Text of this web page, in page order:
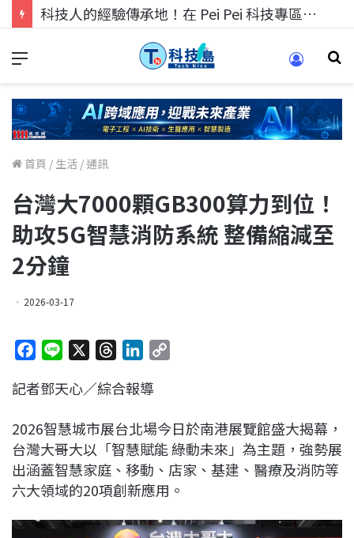
科技人的經驗傳承地！在 Pei Pei 科技專區，與學弟妹交流最硬核的技術
首頁 / 生活 / 通訊
台灣大7000顆GB300算力到位！
助攻5G智慧消防系統 整備縮減至
2分鐘
2026-03-17
c
b
o
o
k
n
r
a
d
s
n
e
d
I
n
L
i
n
k
記者鄧天心／綜合報導
2026智慧城市展台北場今日於南港展覽館盛大揭幕，
台灣大哥大以「智慧賦能 綠動未來」為主題，強勢展
出涵蓋智慧家庭、移動、店家、基建、醫療及消防等
六大領域的20項創新應用。